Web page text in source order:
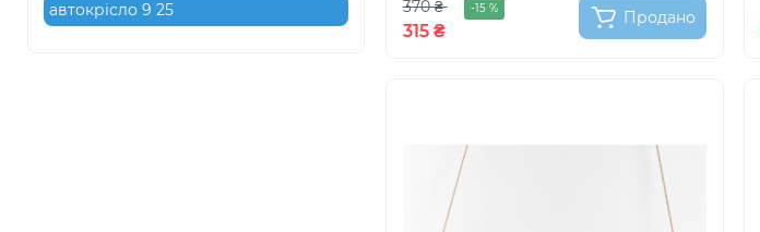
автокрісло 9 25 370 ₴ -15 %
315 ₴
Продано